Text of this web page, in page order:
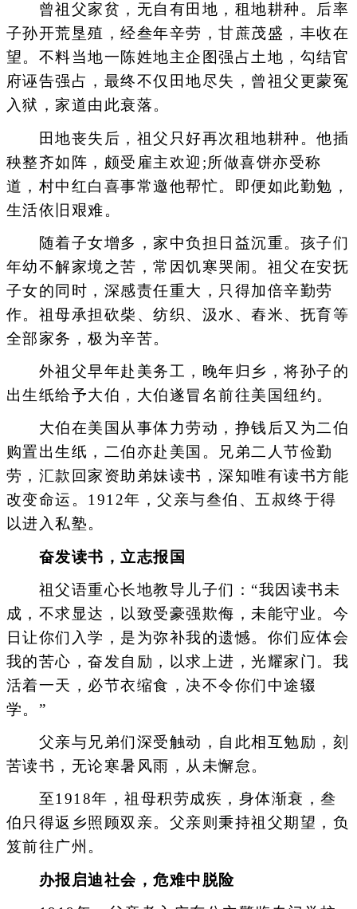
曾祖父家贫，无自有田地，租地耕种。后率
子孙开荒垦殖，经叁年辛劳，甘蔗茂盛，丰收在
望。不料当地一陈姓地主企图强占土地，勾结官
府诬告强占，最终不仅田地尽失，曾祖父更蒙冤
入狱，家道由此衰落。
田地丧失后，祖父只好再次租地耕种。他插
秧整齐如阵，颇受雇主欢迎;所做喜饼亦受称
道，村中红白喜事常邀他帮忙。即便如此勤勉，
生活依旧艰难。
随着子女增多，家中负担日益沉重。孩子们
年幼不解家境之苦，常因饥寒哭闹。祖父在安抚
子女的同时，深感责任重大，只得加倍辛勤劳
作。祖母承担砍柴、纺织、汲水、舂米、抚育等
全部家务，极为辛苦。
外祖父早年赴美务工，晚年归乡，将孙子的
出生纸给予大伯，大伯遂冒名前往美国纽约。
大伯在美国从事体力劳动，挣钱后又为二伯
购置出生纸，二伯亦赴美国。兄弟二人节俭勤
劳，汇款回家资助弟妹读书，深知唯有读书方能
改变命运。1912年，父亲与叁伯、五叔终于得
以进入私塾。
奋发读书，立志报国
祖父语重心长地教导儿子们：“我因读书未
成，不求显达，以致受豪强欺侮，未能守业。今
日让你们入学，是为弥补我的遗憾。你们应体会
我的苦心，奋发自励，以求上进，光耀家门。我
活着一天，必节衣缩食，决不令你们中途辍
学。”
父亲与兄弟们深受触动，自此相互勉励，刻
苦读书，无论寒暑风雨，从未懈怠。
至1918年，祖母积劳成疾，身体渐衰，叁
伯只得返乡照顾双亲。父亲则秉持祖父期望，负
笈前往广州。
办报启迪社会，危难中脱险